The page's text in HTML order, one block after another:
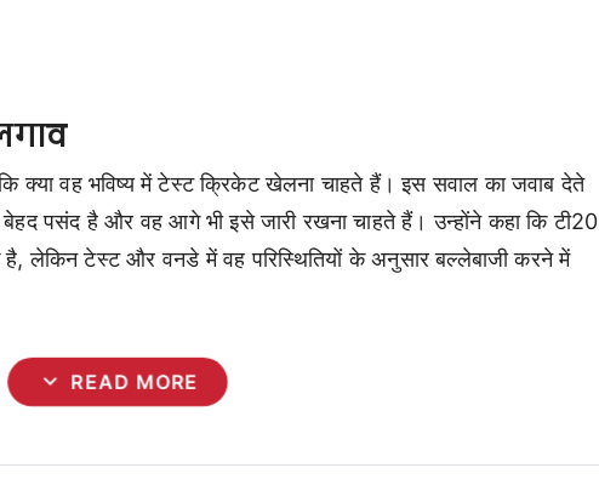
क्या वह भविष्य में टेस्ट क्रिकेट खेलना चाहते हैं। इस सवाल का जवाब देते
पसंद है और वह आगे भी इसे जारी रखना चाहते हैं। उन्होंने कहा कि टी20
है, लेकिन टेस्ट और वनडे में वह परिस्थितियों के अनुसार बल्लेबाजी करने में
expand_more READ MORE